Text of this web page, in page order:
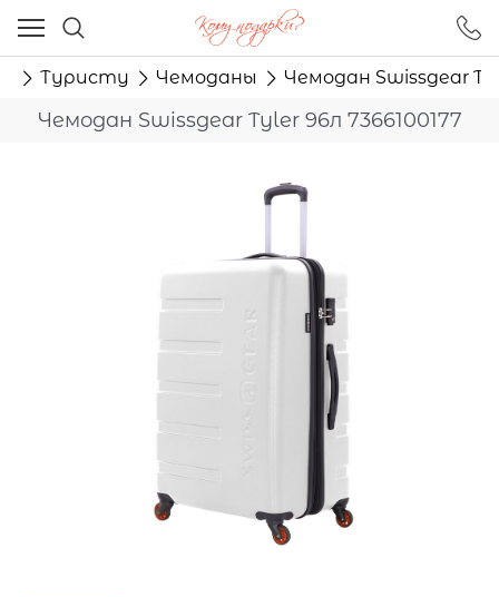
Туристу Чемоданы Чемодан Swissgear
Чемодан Swissgear Tyler 96л 7366100177
Ваш город - Москва,
угадали?
ДА НЕТ